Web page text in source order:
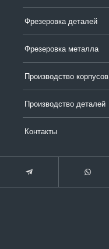
Фрезеровка деталей
Фрезеровка металла
Производство корпусов
Производство деталей
Контакты